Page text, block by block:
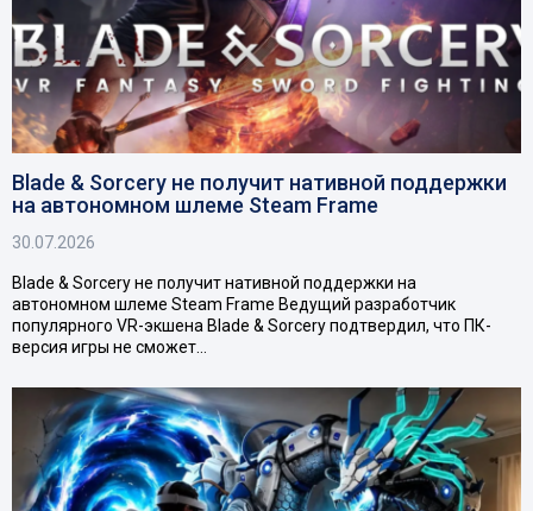
Blade & Sorcery не получит нативной поддержки
на автономном шлеме Steam Frame
30.07.2026
Blade & Sorcery не получит нативной поддержки на
автономном шлеме Steam Frame Ведущий разработчик
популярного VR-экшена Blade & Sorcery подтвердил, что ПК-
версия игры не сможет…